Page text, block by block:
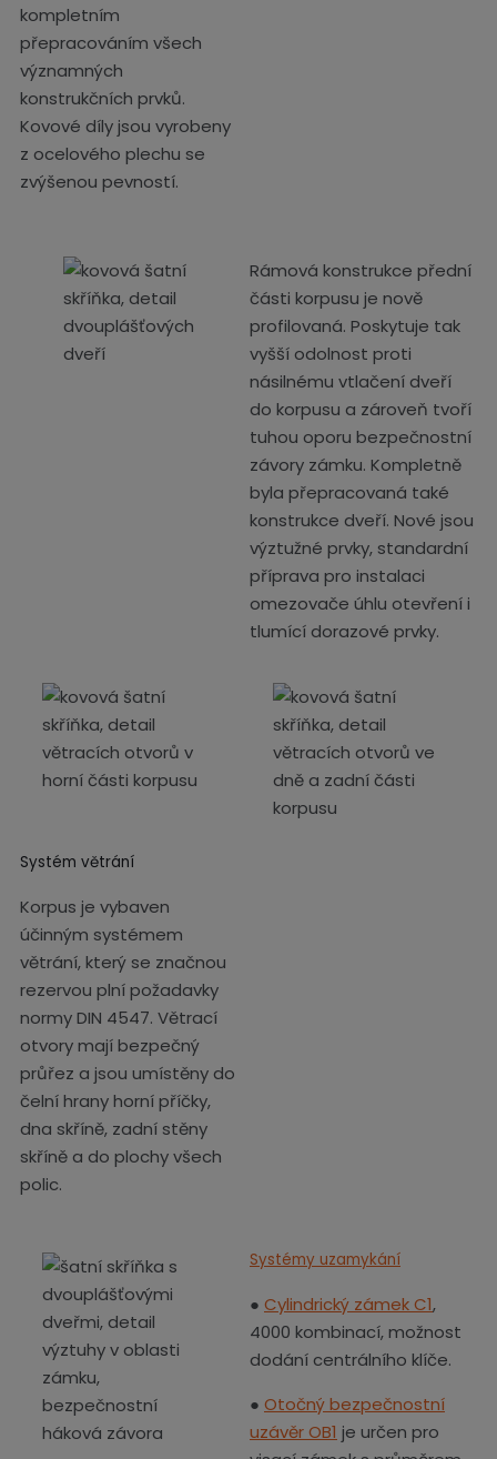
kompletním
přepracováním všech
významných
konstrukčních prvků.
Kovové díly jsou vyrobeny
z ocelového plechu se
zvýšenou pevností.
Rámová konstrukce přední
části korpusu je nově
profilovaná. Poskytuje tak
vyšší odolnost proti
násilnému vtlačení dveří
do korpusu a zároveň tvoří
tuhou oporu bezpečnostní
závory zámku. Kompletně
byla přepracovaná také
konstrukce dveří. Nové jsou
výztužné prvky, standardní
příprava pro instalaci
omezovače úhlu otevření i
tlumící dorazové prvky.
Systém větrání
Korpus je vybaven
účinným systémem
větrání, který se značnou
rezervou plní požadavky
normy DIN 4547. Větrací
otvory mají bezpečný
průřez a jsou umístěny do
čelní hrany horní příčky,
dna skříně, zadní stěny
skříně a do plochy všech
polic.
Systémy uzamykání
● Cylindrický zámek C1,
4000 kombinací, možnost
dodání centrálního klíče.
● Otočný bezpečnostní
uzávěr OB1 je určen pro